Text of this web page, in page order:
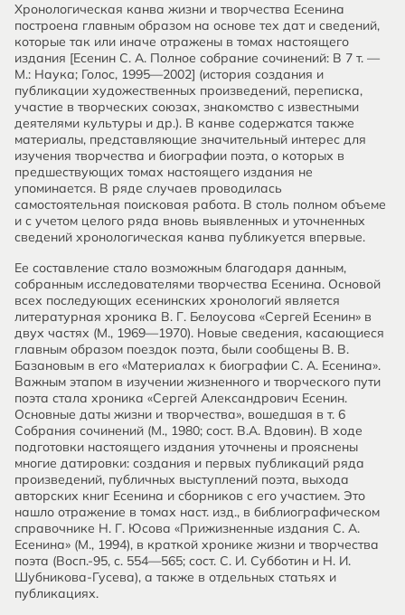
Хронологическая канва жизни и творчества Есенина
построена главным образом на основе тех дат и сведений,
которые так или иначе отражены в томах настоящего
издания [Есенин С. А. Полное собрание сочинений: В 7 т. —
М.: Наука; Голос, 1995—2002] (история создания и
публикации художественных произведений, переписка,
участие в творческих союзах, знакомство с известными
деятелями культуры и др.). В канве содержатся также
материалы, представляющие значительный интерес для
изучения творчества и биографии поэта, о которых в
предшествующих томах настоящего издания не
упоминается. В ряде случаев проводилась
самостоятельная поисковая работа. В столь полном объеме
и с учетом целого ряда вновь выявленных и уточненных
сведений хронологическая канва публикуется впервые.
Ее составление стало возможным благодаря данным,
собранным исследователями творчества Есенина. Основой
всех последующих есенинских хронологий является
литературная хроника В. Г. Белоусова «Сергей Есенин» в
двух частях (М., 1969—1970). Новые сведения, касающиеся
главным образом поездок поэта, были сообщены В. В.
Базановым в его «Материалах к биографии С. А. Есенина».
Важным этапом в изучении жизненного и творческого пути
поэта стала хроника «Сергей Александрович Есенин.
Основные даты жизни и творчества», вошедшая в т. 6
Собрания сочинений (М., 1980; сост. В.А. Вдовин). В ходе
подготовки настоящего издания уточнены и прояснены
многие датировки: создания и первых публикаций ряда
произведений, публичных выступлений поэта, выхода
авторских книг Есенина и сборников с его участием. Это
нашло отражение в томах наст. изд., в библиографическом
справочнике Н. Г. Юсова «Прижизненные издания С. А.
Есенина» (М., 1994), в краткой хронике жизни и творчества
поэта (Восп.-95, с. 554—565; сост. С. И. Субботин и Н. И.
Шубникова-Гусева), а также в отдельных статьях и
публикациях.